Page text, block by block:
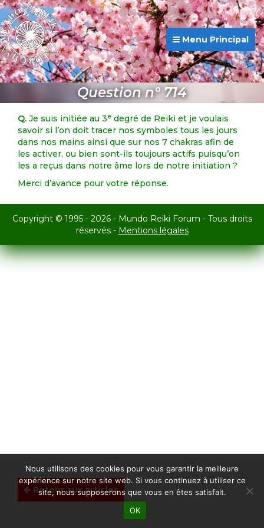
Menu Principal
Question n° 714
Retour aux articles
Q. Je suis initiée au 3e degré de Reiki et je voulais
savoir si l’on doit tracer nos symboles tous les jours
dans nos mains ainsi que sur nos 7 chakras afin de
les activer, ou bien sont-ils toujours actifs puisqu’on
les a reçus dans notre âme lors de notre initiation ?
Merci d’avance pour votre réponse.
Copyright © 1995 - 2026 - Mundo Reiki Forum - Tous droits
réservés - Mentions légales
Nous utilisons des cookies pour vous garantir la meilleure
expérience sur notre site web. Si vous continuez à utiliser ce
site, nous supposerons que vous en êtes satisfait.
OK